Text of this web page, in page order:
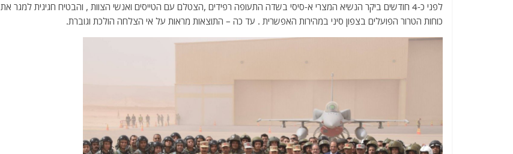
לפני כ-4 חודשים ביקר הנשיא המצרי א-סיסי בשדה התעופה רפידים ,הצטלם עם הטייסים ואנשי הצוות , והבטיח חגיגית למגר את
כוחות הטרור הפועלים בצפון סיני במהירות האפשרית . עד כה – התוצאות מראות על אי הצלחה הולכת וגוברת.